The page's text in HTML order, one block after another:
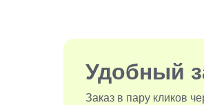
Удобный
Заказ в пару кликов